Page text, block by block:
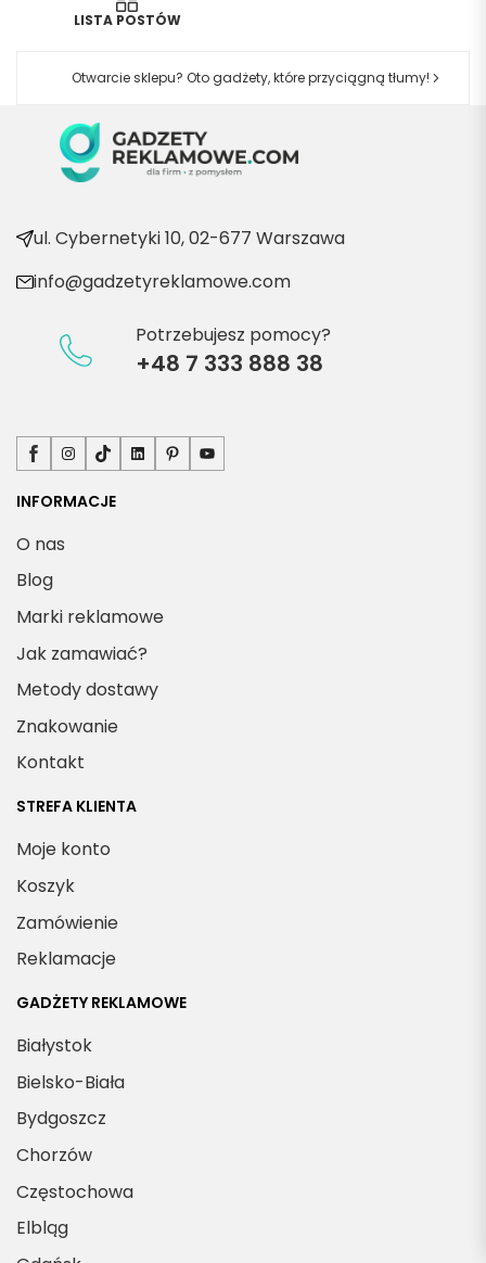
LISTA POSTÓW
Otwarcie sklepu? Oto gadżety, które przyciągną tłumy!
ul. Cybernetyki 10, 02-677 Warszawa
info@gadzetyreklamowe.com
Potrzebujesz pomocy?
+48 7 333 888 38
Facebook
Instagram
TikTokLinkedInPinterestYouTube
INFORMACJE
O nas
Blog
Marki reklamowe
Jak zamawiać?
Metody dostawy
Znakowanie
Kontakt
STREFA KLIENTA
Moje konto
Koszyk
Zamówienie
Reklamacje
GADŻETY REKLAMOWE
Białystok
Bielsko-Biała
Bydgoszcz
Chorzów
Częstochowa
Elbląg